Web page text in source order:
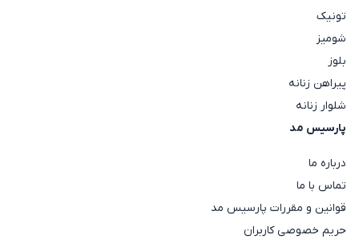
تونیک
شومیز
بلوز
پیراهن زنانه
شلوار زنانه
پارسیس مد
درباره ما
تماس با ما
قوانین و مقررات پارسیس مد
حریم خصوصی کاربران